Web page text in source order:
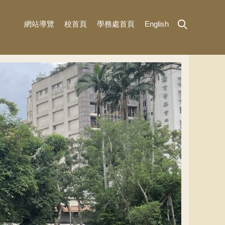
網站導覽 校首頁 學務處首頁 English